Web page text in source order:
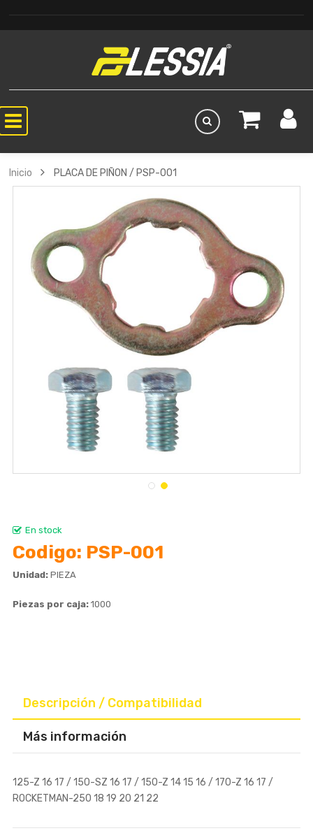
Inicio PLACA DE PIÑON / PSP-001
En stock
Codigo PSP-001
Unidad: PIEZA
Piezas por caja: 1000
Descripción / Compatibilidad
Más información
125-Z 16 17 / 150-SZ 16 17 / 150-Z 14 15 16 / 170-Z 16 17 /
ROCKETMAN-250 18 19 20 21 22